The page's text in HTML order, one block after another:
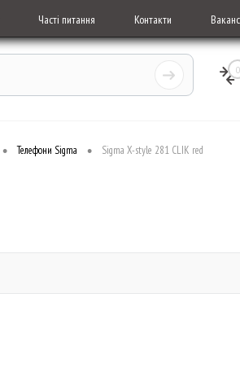
Часті питання Контакти
0
• Телефони Sigma • Sigma X-style 281 CLIK red